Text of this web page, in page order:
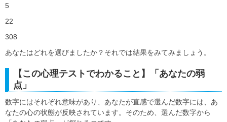
5
22
308
あなたはどれを選びましたか？それでは結果をみてみましょう。
【この心理テストでわかること】「あなたの弱
点」
数字にはそれぞれ意味があり、あなたが直感で選んだ数字には、あ
なたの心の状態が反映されています。そのため、選んだ数字から